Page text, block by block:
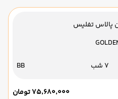
پالاس تفلیس
7 شب BB
۷۵٬۶۸۰٬۰۰۰ تومان